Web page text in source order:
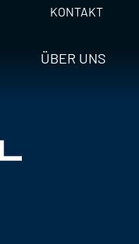
KONTAKT
ÜBER UNS